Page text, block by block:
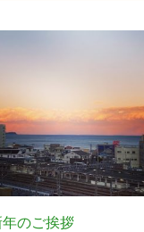
年のご挨拶